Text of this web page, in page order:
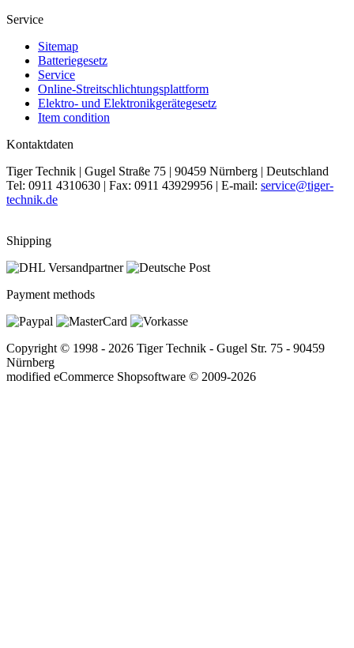
Service
Sitemap
Batteriegesetz
Service
Online-Streitschlichtungsplattform
Elektro- und Elektronikgerätegesetz
Item condition
Kontaktdaten
Tiger Technik | Gugel Straße 75 | 90459 Nürnberg | Deutschland
Tel: 0911 4310630 | Fax: 0911 43929956 | E-mail: service@tiger-
technik.de
Shipping
Payment methods
Copyright © 1998 - 2026 Tiger Technik - Gugel Str. 75 - 90459
Nürnberg
modified eCommerce Shopsoftware © 2009-2026